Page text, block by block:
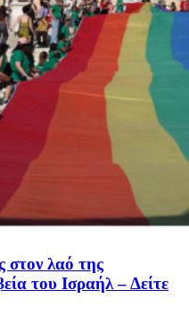
στον λαό της
του Ισραήλ – Δείτε